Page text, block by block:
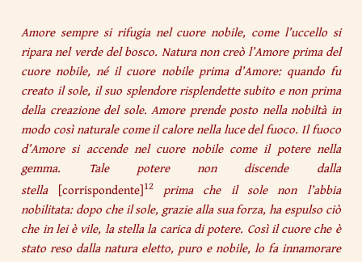
Amore sempre si rifugia nel cuore nobile, come l’uccello si
ripara nel verde del bosco. Natura non creò l’Amore prima del
cuore nobile, né il cuore nobile prima d’Amore: quando fu
creato il sole, il suo splendore risplendette subito e non prima
della creazione del sole. Amore prende posto nella nobiltà in
modo così naturale come il calore nella luce del fuoco. Il fuoco
d’Amore si accende nel cuore nobile come il potere nella
gemma. Tale potere non discende dalla
stella [corrispondente]12prima che il sole non l’abbia
nobilitata: dopo che il sole, grazie alla sua forza, ha espulso ciò
che in lei è vile, la stella la carica di potere. Così il cuore che è
stato reso dalla natura eletto, puro e nobile, lo fa innamorare